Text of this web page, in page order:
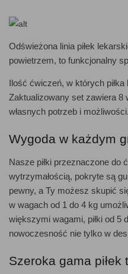
Odświeżona linia piłek
powietrzem, to funkcjonalny
Ilość ćwiczeń, w których
Zaktualizowany set zawiera 8
własnych potrzeb i możliwości.
Wygoda w każdym
Nasze piłki przeznaczone do
wytrzymałością, pokryte są
pewny, a Ty możesz skupić
w wagach od 1 do 4 kg
większymi wagami, piłki od 5
nowoczesność nie tylko w
Szeroka gama piłek